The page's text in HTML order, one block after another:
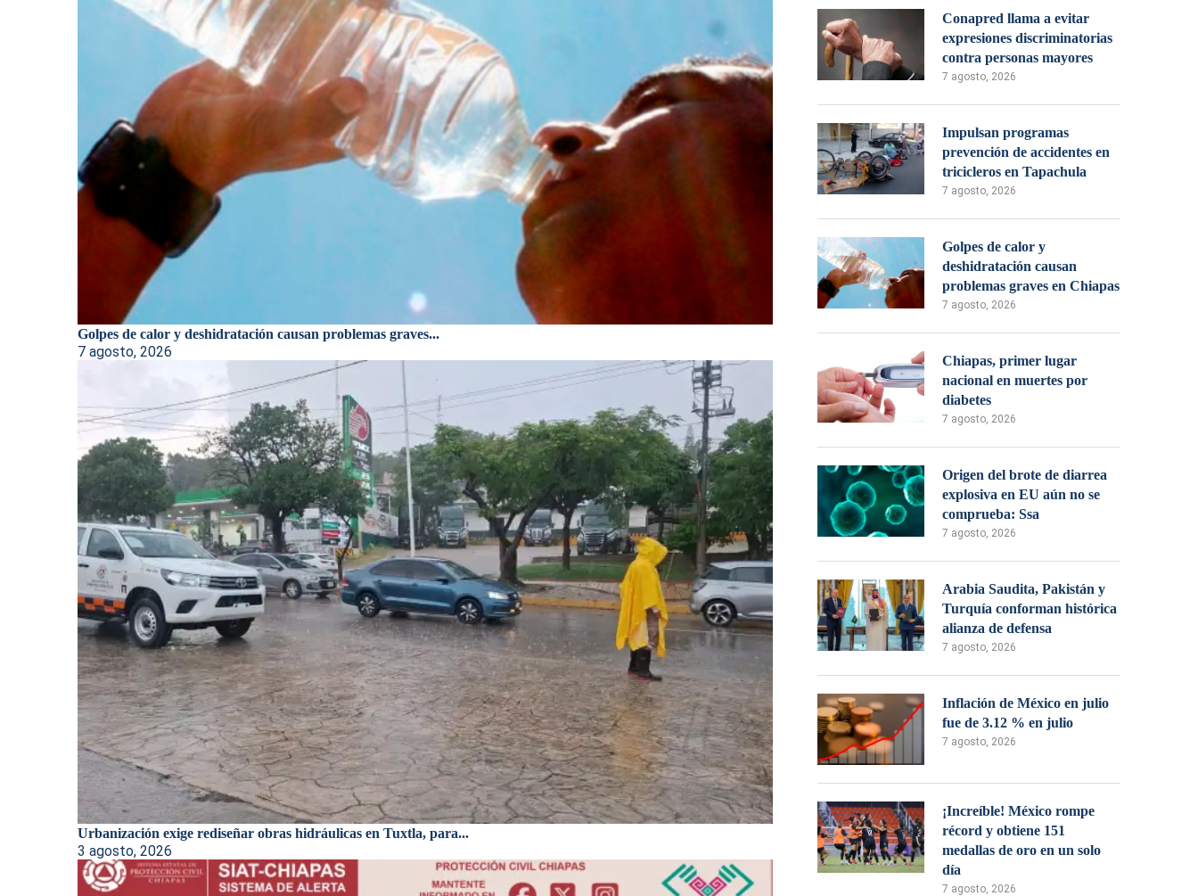
Golpes de calor y deshidratación causan problemas graves...
7 agosto, 2026
Urbanización exige rediseñar obras hidráulicas en Tuxtla, para...
3 agosto, 2026
Conapred llama a evitar
expresiones discriminatorias
contra personas mayores
7 agosto, 2026
Impulsan programas
prevención de accidentes en
tricicleros en Tapachula
7 agosto, 2026
Golpes de calor y
deshidratación causan
problemas graves en Chiapas
7 agosto, 2026
Chiapas, primer lugar
nacional en muertes por
diabetes
7 agosto, 2026
Origen del brote de diarrea
explosiva en EU aún no se
comprueba: Ssa
7 agosto, 2026
Arabia Saudita, Pakistán y
Turquía conforman histórica
alianza de defensa
7 agosto, 2026
Inflación de México en julio
fue de 3.12 % en julio
7 agosto, 2026
¡Increíble! México rompe
récord y obtiene 151
medallas de oro en un solo
día
7 agosto, 2026